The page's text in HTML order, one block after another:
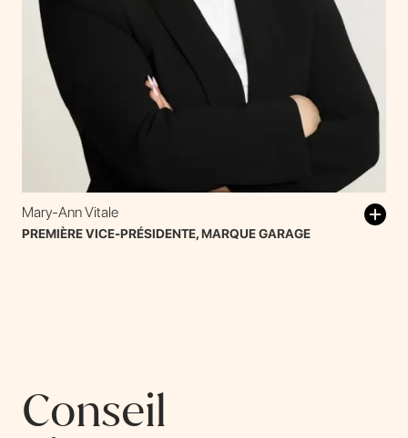
Mary-Ann Vitale
PREMIÈRE VICE-PRÉSIDENTE, MARQUE GARAGE
Conseil